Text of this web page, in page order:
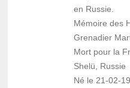
en Russie.
Mémoire des
Grenadier
Mort pour la
Shelü, Russie
Né le 21-02-